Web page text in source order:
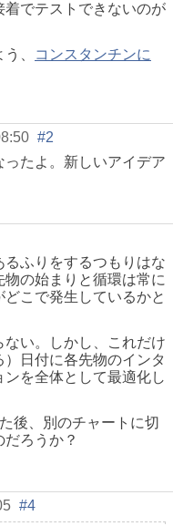
でテストできないのが
、
コンスタンチンに
#2
たよ。新しいアイデア
ふりをするつもりはな
の始まりと循環は常に
こで発生しているかと
い。しかし、これだけ
日付に各先物のインタ
を全体として最適化し
後、別のチャートに切
ろうか？
#4